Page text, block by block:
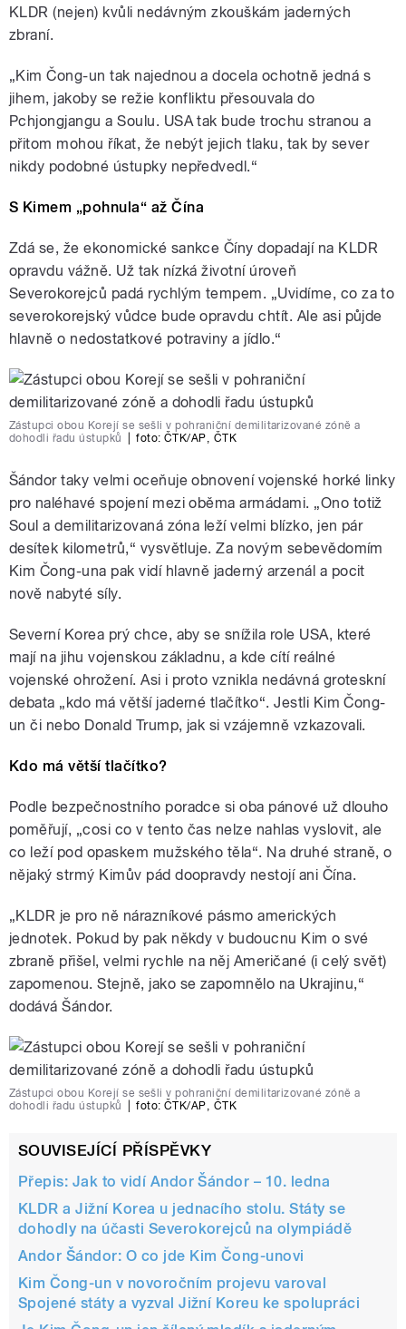
pause
KLDR (nejen) kvůli nedávným zkouškám jaderných
zbraní.
„Kim Čong-un tak najednou a docela ochotně jedná s
jihem, jakoby se režie konfliktu přesouvala do
Pchjongjangu a Soulu. USA tak bude trochu stranou a
přitom mohou říkat, že nebýt jejich tlaku, tak by sever
nikdy podobné ústupky nepředvedl.“
S Kimem „pohnula“ až Čína
Zdá se, že ekonomické sankce Číny dopadají na KLDR
opravdu vážně. Už tak nízká životní úroveň
Severokorejců padá rychlým tempem. „Uvidíme, co za to
severokorejský vůdce bude opravdu chtít. Ale asi půjde
hlavně o nedostatkové potraviny a jídlo.“
Zástupci obou Korejí se sešli v pohraniční demilitarizované zóně a
dohodli řadu ústupků
foto: ČTK/AP, ČTK
Šándor taky velmi oceňuje obnovení vojenské horké linky
pro naléhavé spojení mezi oběma armádami. „Ono totiž
Soul a demilitarizovaná zóna leží velmi blízko, jen pár
desítek kilometrů,“ vysvětluje. Za novým sebevědomím
Kim Čong-una pak vidí hlavně jaderný arzenál a pocit
nově nabyté síly.
Severní Korea prý chce, aby se snížila role USA, které
mají na jihu vojenskou základnu, a kde cítí reálné
vojenské ohrožení. Asi i proto vznikla nedávná groteskní
debata „kdo má větší jaderné tlačítko“. Jestli Kim Čong-
un či nebo Donald Trump, jak si vzájemně vzkazovali.
Kdo má větší tlačítko?
Podle bezpečnostního poradce si oba pánové už dlouho
poměřují, „cosi co v tento čas nelze nahlas vyslovit, ale
co leží pod opaskem mužského těla“. Na druhé straně, o
nějaký strmý Kimův pád doopravdy nestojí ani Čína.
„KLDR je pro ně nárazníkové pásmo amerických
jednotek. Pokud by pak někdy v budoucnu Kim o své
zbraně přišel, velmi rychle na něj Američané (i celý svět)
zapomenou. Stejně, jako se zapomnělo na Ukrajinu,“
dodává Šándor.
Zástupci obou Korejí se sešli v pohraniční demilitarizované zóně a
dohodli řadu ústupků
foto: ČTK/AP, ČTK
SOUVISEJÍCÍ PŘÍSPĚVKY
Přepis: Jak to vidí Andor Šándor – 10. ledna
KLDR a Jižní Korea u jednacího stolu. Státy se
dohodly na účasti Severokorejců na olympiádě
Andor Šándor: O co jde Kim Čong-unovi
Kim Čong-un v novoročním projevu varoval
Spojené státy a vyzval Jižní Koreu ke spolupráci